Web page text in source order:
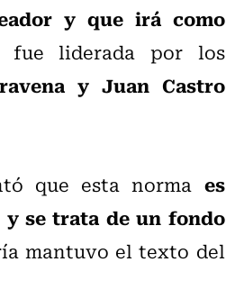
y que irá como
fue liderada por los
y Juan Castro
que esta norma es
se trata de un fondo
mantuvo el texto del